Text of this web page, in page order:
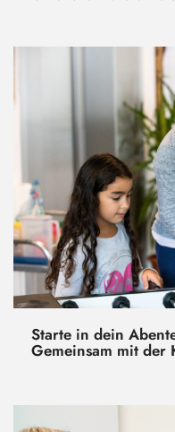
Starte in dein
Gemeinsam mit der